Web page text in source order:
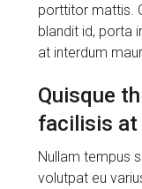
porttitor mattis.
blandit id, porta
at interdum
Quisque
facilisis at
Nullam tempus
volutpat eu